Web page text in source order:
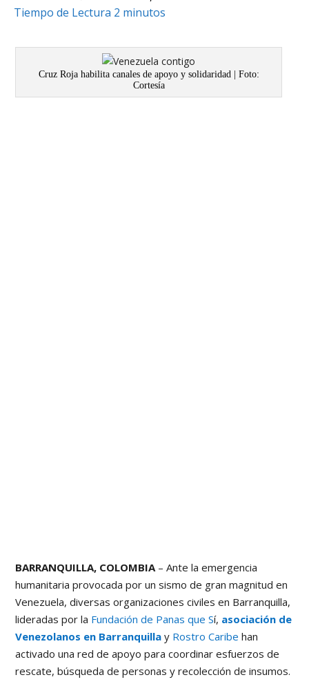
Cruz Roja habilita canales de apoyo y solidaridad | Foto:
Cortesía
BARRANQUILLA, COLOMBIA– Ante la emergencia
humanitaria provocada por un sismo de gran magnitud en
Venezuela, diversas organizaciones civiles en Barranquilla,
lideradas por la Fundación de Panas que Sí, asociación de
Venezolanos en Barranquilla y Rostro Caribe han
activado una red de apoyo para coordinar esfuerzos de
rescate, búsqueda de personas y recolección de insumos.